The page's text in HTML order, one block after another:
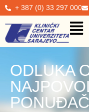
+ 387 (0) 33 297 000
ODLUKA